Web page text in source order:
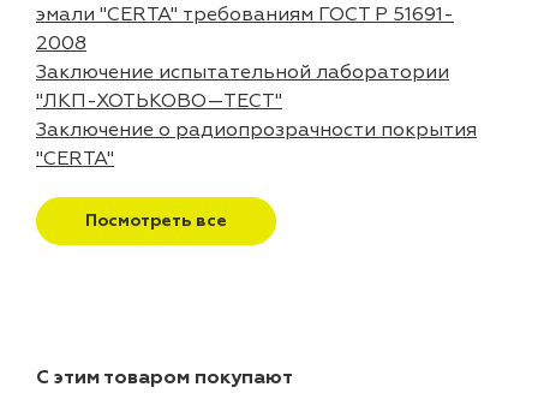
эмали "CERTA" требованиям ГОСТ Р 51691-
2008
Заключение испытательной лаборатории
"ЛКП-ХОТЬКОВО—ТЕСТ"
Заключение о радиопрозрачности покрытия
"CERTA"
Посмотреть все
С этим товаром покупают